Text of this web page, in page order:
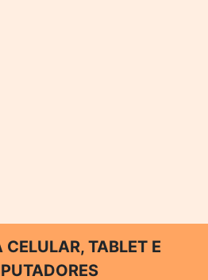
CELULAR, TABLET E